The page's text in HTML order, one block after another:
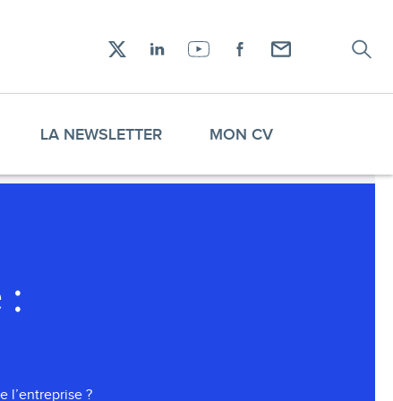
Réseaux
LA NEWSLETTER MON CV
:
l’entreprise ?